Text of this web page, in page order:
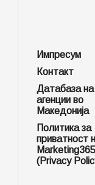
Импресум
Контакт
Датабаза на
агенции во
Македонија
Политика за
приватност
Marketing365
(Privacy